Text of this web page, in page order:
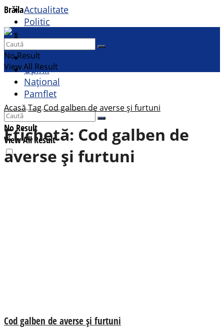
Brăila
Contact
Actualitate
Politic
Cultural
Opinii
Național
Pamflet
No Result
View All Result
No Result
View All Result
AcasăTagCod galben de averse și furtuni
Etichetă: Cod galben de
averse și furtuni
Cod galben de averse și furtuni